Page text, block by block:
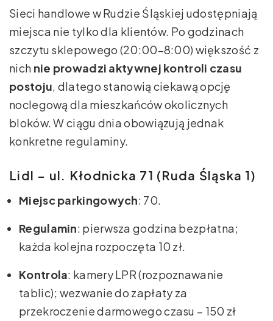
Sieci handlowe w Rudzie Śląskiej udostępniają
miejsca nie tylko dla klientów. Po godzinach
szczytu sklepowego (20:00–8:00) większość z
nich nie prowadzi aktywnej kontroli czasu
postoju, dlatego stanowią ciekawą opcję
noclegową dla mieszkańców okolicznych
bloków. W ciągu dnia obowiązują jednak
konkretne regulaminy.
Lidl – ul. Kłodnicka 71 (Ruda Śląska 1)
Miejsc parkingowych: 70.
Regulamin: pierwsza godzina bezpłatna;
każda kolejna rozpoczęta 10 zł.
Kontrola: kamery LPR (rozpoznawanie
tablic); wezwanie do zapłaty za
przekroczenie darmowego czasu – 150 zł